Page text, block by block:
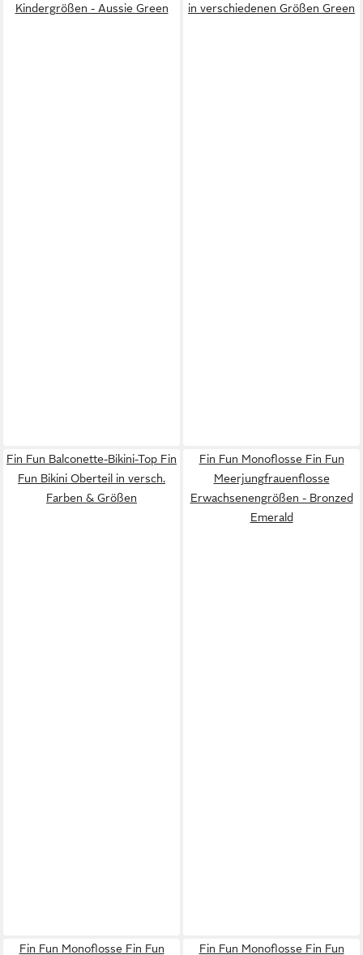
Kindergrößen - Aussie Green
in verschiedenen Größen Green
Fin Fun Balconette-Bikini-Top Fin
Fun Bikini Oberteil in versch.
Farben & Größen
Fin Fun Monoflosse Fin Fun
Meerjungfrauenflosse
Erwachsenengrößen - Bronzed
Emerald
Fin Fun Monoflosse Fin Fun
Fin Fun Monoflosse Fin Fun